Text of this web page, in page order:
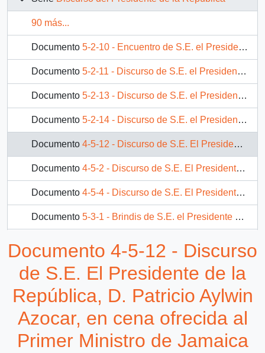
90 más...
Documento 5-2-10 - Encuentro de S.E. el Presidente de la República, D. Patricio Aylwin Azocar,con colonia chilena residente en Noruega.
Documento 5-2-11 - Discurso de S.E. el Presidente de la República, D. Patricio Aylwin Azocar, en Seminario Empresarial en el Reino de Noruega.
Documento 5-2-13 - Discurso de S.E. el Presidente de la República, D. Patricio Aylwin Azocar, en Seminario Económico en Rusia.
Documento 5-2-14 - Discurso de S.E. el Presidente de la República, D. Patricio Aylwin Azocar, en la Academia de Ciencias de la Federación Rusa.
Documento 4-5-12 - Discurso de S.E. El Presidente de la República, D. Patricio Aylwin Azocar, en cena ofrecida al Primer Ministro de Jamaica D. Percival Patterson
Documento 4-5-2 - Discurso de S.E. El Presidente de la República, D. Patricio Aylwin Azocar, al recibir el grado de Doctor Honoris Causa de la Universidad de Waseda
Documento 4-5-4 - Discurso de S.E. El Presidente de la República, D. Patricio Aylwin Azocar, en reunión con empresarios mexicanos
Documento 5-3-1 - Brindis de S.E. el Presidente de la República, D. Patricio Aylwin Azocar, en almuerzo con ocasión del Seminario Económico Empresarial.
5-3-4 - Discurso de S.E. el Presidente de la República, D. Patricio Aylwin Azocar, en inauguración del Puerto de Corral.
408 más...
Documento 4-5-12 - Discurso
de S.E. El Presidente de la
República, D. Patricio Aylwin
Azocar, en cena ofrecida al
Primer Ministro de Jamaica